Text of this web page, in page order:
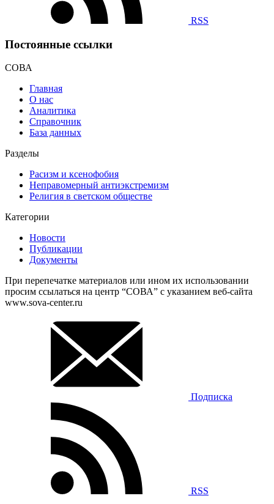
RSS
Постоянные ссылки
СОВА
Главная
О нас
Аналитика
Справочник
База данных
Разделы
Расизм и ксенофобия
Неправомерный антиэкстремизм
Религия в светском обществе
Категории
Новости
Публикации
Документы
При перепечатке материалов или ином их использовании
просим ссылаться на центр “СОВА” с указанием веб-сайта
www.sova-center.ru
Подписка
RSS